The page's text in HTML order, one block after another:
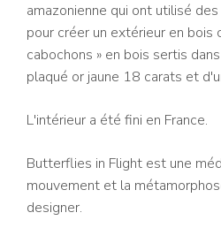
amazonienne qui ont utilisé
pour créer un extérieur en
cabochons » en bois sertis
plaqué or jaune 18 carats et
L'intérieur a été fini en France.
Butterflies in Flight est une
mouvement et la
designer.